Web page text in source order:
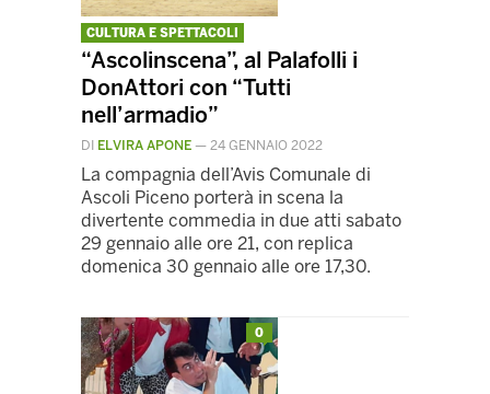
CULTURA E SPETTACOLI
“Ascolinscena”, al Palafolli i
DonAttori con “Tutti
nell’armadio”
DI ELVIRA APONE — 24 GENNAIO 2022
La compagnia dell’Avis Comunale di
Ascoli Piceno porterà in scena la
divertente commedia in due atti sabato
29 gennaio alle ore 21, con replica
domenica 30 gennaio alle ore 17,30.
0